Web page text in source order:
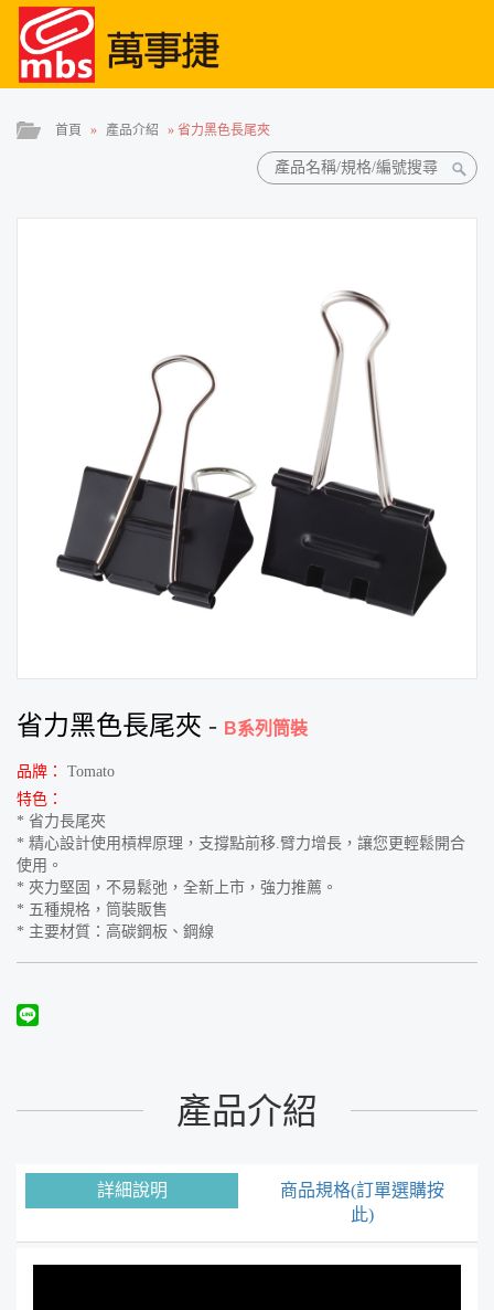
首頁 » 產品介紹 » 省力黑色長尾夾
省力黑色長尾夾 - B系列筒裝
品牌：
Tomato
特色：
* 省力長尾夾
* 精心設計使用槓桿原理，支撐點前移.臂力增長，讓您更輕鬆開合
使用。
* 夾力堅固，不易鬆弛，全新上市，強力推薦。
* 五種規格，筒裝販售
* 主要材質：高碳鋼板、鋼線
產品介紹
詳細說明
商品規格(訂單選購按
此)